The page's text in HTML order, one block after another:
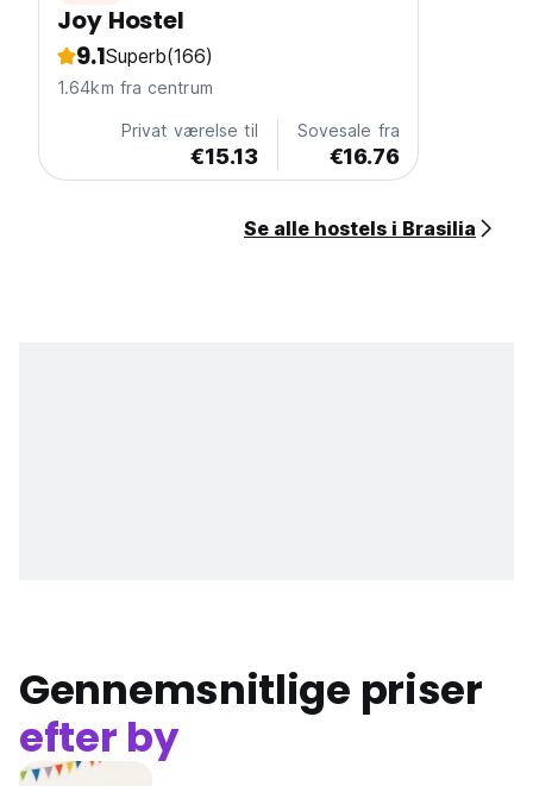
Joy Hostel
9.1Superb(166)
1.64km fra centrum
Privat værelse til
€15.13
Sovesale fra
€16.76
Se alle hostels i Brasilia
Gennemsnitlige priser
efter by